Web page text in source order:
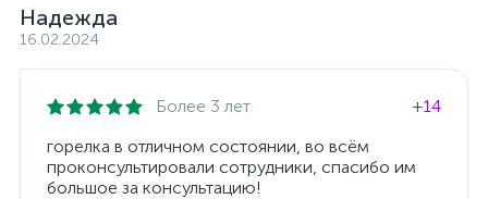
Надежда
16.02.2024
Более 3 лет
+14
горелка в отличном состоянии, во всём
проконсультировали сотрудники, спасибо им
большое за консультацию!